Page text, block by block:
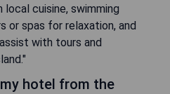
cuisine, swimming
or spas for relaxation, and
with tours and
hotel from the